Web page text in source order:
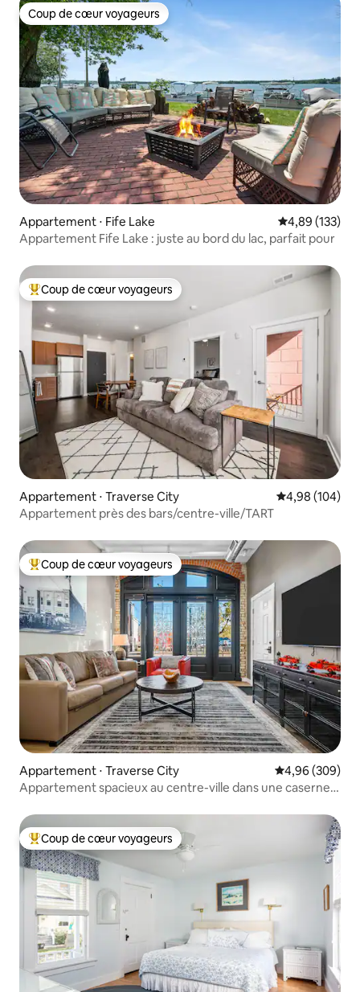
Coup de cœur voyageurs
Coup de cœur voyageurs
Appartement ⋅ Fife Lake Évaluation
4,89 (133)
Appartement Fife Lake : juste au bord du lac, parfait pour
Coups de cœur voyageurs les plus appréciés
Coup de cœur voyageurs
Appartement ⋅ Traverse City Évaluation
4,98 (104)
Appartement près des bars/centre-ville/TART
Coups de cœur voyageurs les plus appréciés
Coup de cœur voyageurs
Appartement ⋅ Traverse City Évaluation
4,96 (309)
Appartement spacieux au centre-ville dans une caserne
Coups de cœur voyageurs les plus appréciés
Coup de cœur voyageurs